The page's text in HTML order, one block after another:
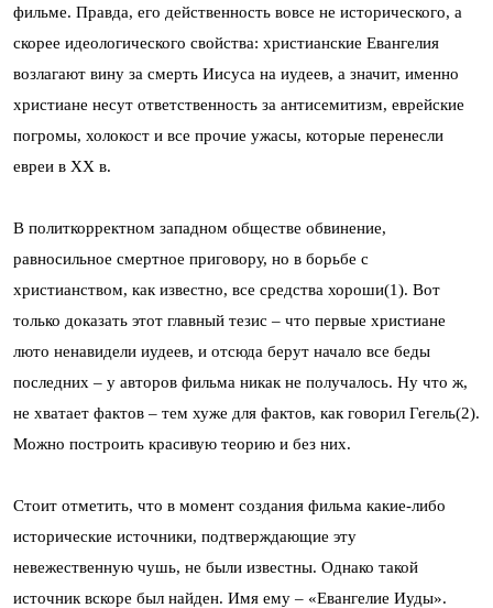
фильме. Правда, его действенность вовсе не исторического, а
скорее идеологического свойства: христианские Евангелия
возлагают вину за смерть Иисуса на иудеев, а значит, именно
христиане несут ответственность за антисемитизм, еврейские
погромы, холокост и все прочие ужасы, которые перенесли
евреи в XX в.
В политкорректном западном обществе обвинение,
равносильное смертное приговору, но в борьбе с
христианством, как известно, все средства хороши(1). Вот
только доказать этот главный тезис – что первые христиане
люто ненавидели иудеев, и отсюда берут начало все беды
последних – у авторов фильма никак не получалось. Ну что ж,
не хватает фактов – тем хуже для фактов, как говорил Гегель(2).
Можно построить красивую теорию и без них.
Стоит отметить, что в момент создания фильма какие-либо
исторические источники, подтверждающие эту
невежественную чушь, не были известны. Однако такой
источник вскоре был найден. Имя ему – «Евангелие Иуды».